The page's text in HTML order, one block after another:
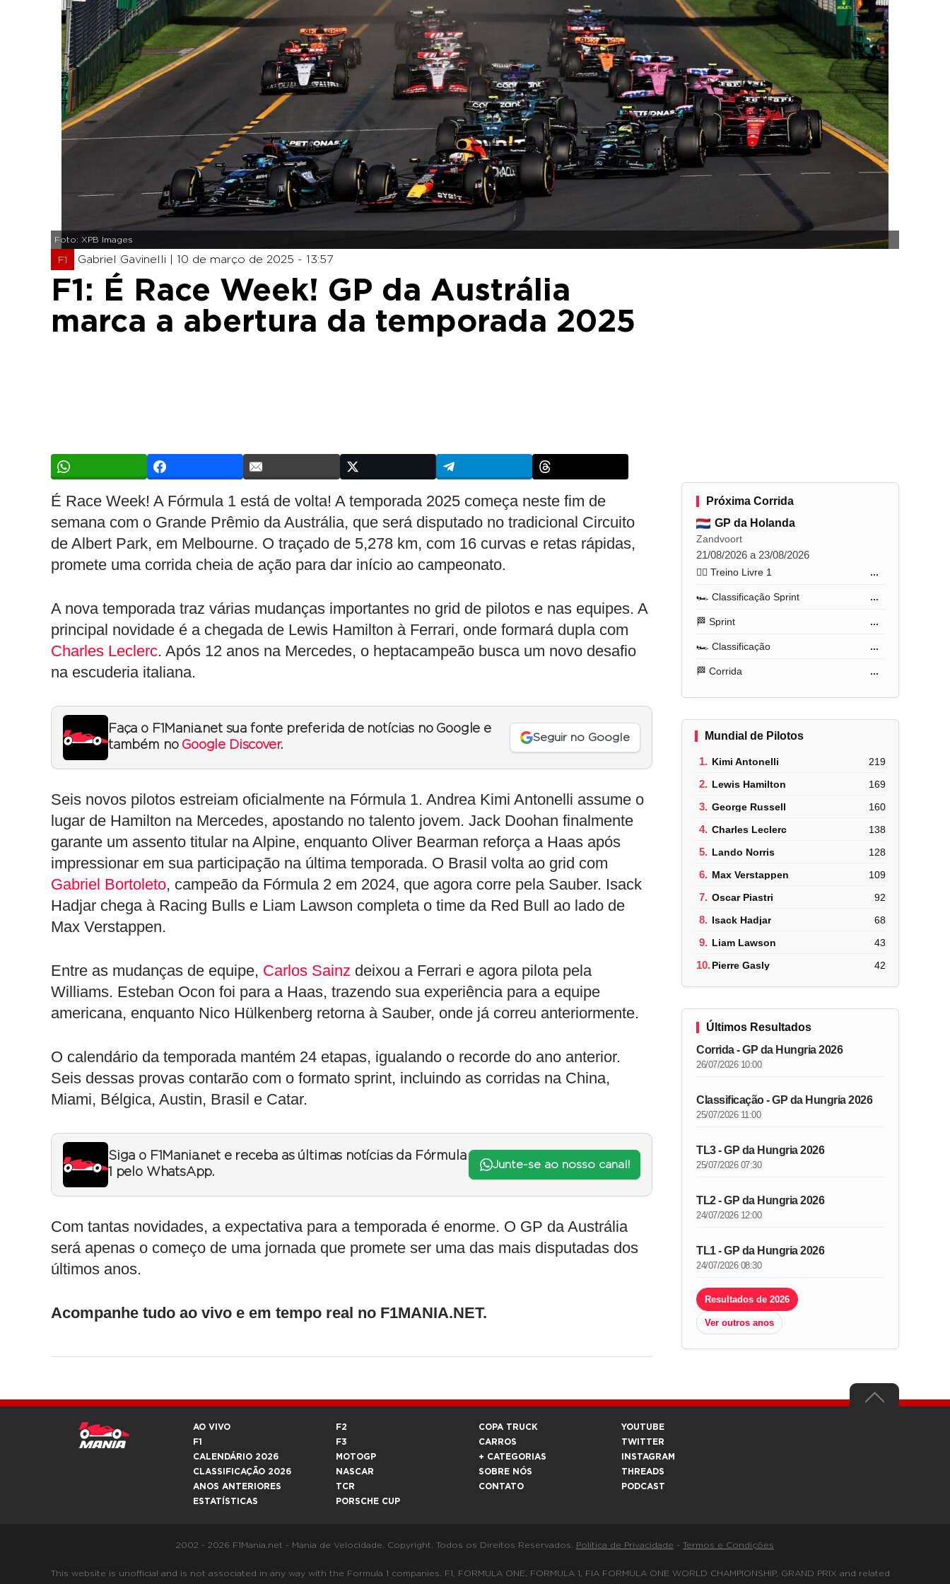
Foto: XPB Images
F1 Gabriel Gavinelli | 10 de março de 2025 - 13:57
F1: É Race Week! GP da Austrália
marca a abertura da temporada 2025
É Race Week! A Fórmula 1 está de volta! A temporada 2025 começa neste fim de
semana com o Grande Prêmio da Austrália, que será disputado no tradicional Circuito
de Albert Park, em Melbourne. O traçado de 5,278 km, com 16 curvas e retas rápidas,
promete uma corrida cheia de ação para dar início ao campeonato.
A nova temporada traz várias mudanças importantes no grid de pilotos e nas equipes. A
principal novidade é a chegada de Lewis Hamilton à Ferrari, onde formará dupla com
Charles Leclerc. Após 12 anos na Mercedes, o heptacampeão busca um novo desafio
na escuderia italiana.
Faça o F1Mania.net sua fonte preferida de notícias no Google e
também no Google Discover.
Seguir no Google
Seis novos pilotos estreiam oficialmente na Fórmula 1. Andrea Kimi Antonelli assume o
lugar de Hamilton na Mercedes, apostando no talento jovem. Jack Doohan finalmente
garante um assento titular na Alpine, enquanto Oliver Bearman reforça a Haas após
impressionar em sua participação na última temporada. O Brasil volta ao grid com
Gabriel Bortoleto, campeão da Fórmula 2 em 2024, que agora corre pela Sauber. Isack
Hadjar chega à Racing Bulls e Liam Lawson completa o time da Red Bull ao lado de
Max Verstappen.
Entre as mudanças de equipe, Carlos Sainz deixou a Ferrari e agora pilota pela
Williams. Esteban Ocon foi para a Haas, trazendo sua experiência para a equipe
americana, enquanto Nico Hülkenberg retorna à Sauber, onde já correu anteriormente.
O calendário da temporada mantém 24 etapas, igualando o recorde do ano anterior.
Seis dessas provas contarão com o formato sprint, incluindo as corridas na China,
Miami, Bélgica, Austin, Brasil e Catar.
Siga o F1Mania.net e receba as últimas notícias da Fórmula
1 pelo WhatsApp.
Junte-se ao nosso canal!
Com tantas novidades, a expectativa para a temporada é enorme. O GP da Austrália
será apenas o começo de uma jornada que promete ser uma das mais disputadas dos
últimos anos.
Acompanhe tudo ao vivo e em tempo real no F1MANIA.NET.
Próxima Corrida
GP da Holanda
Zandvoort
21/08/2026 a 23/08/2026
🏋️‍♂️ Treino Livre 1 ...
🏎️ Classificação Sprint ...
🏁 Sprint ...
🏎️ Classificação ...
🏁 Corrida ...
Mundial de Pilotos
1. Kimi Antonelli 219
2. Lewis Hamilton 169
3. George Russell 160
4. Charles Leclerc 138
5. Lando Norris 128
6. Max Verstappen 109
7. Oscar Piastri 92
8. Isack Hadjar 68
9. Liam Lawson 43
10.Pierre Gasly 42
Últimos Resultados
Corrida - GP da Hungria 2026
26/07/2026 10:00
Classificação - GP da Hungria 2026
25/07/2026 11:00
TL3 - GP da Hungria 2026
25/07/2026 07:30
TL2 - GP da Hungria 2026
24/07/2026 12:00
TL1 - GP da Hungria 2026
24/07/2026 08:30
Resultados de 2026
Ver outros anos
AO VIVO
F1
CALENDÁRIO 2026
CLASSIFICAÇÃO 2026
ANOS ANTERIORES
ESTATÍSTICAS
F2
F3
MOTOGP
NASCAR
TCR
PORSCHE CUP
COPA TRUCK
CARROS
+ CATEGORIAS
SOBRE NÓS
CONTATO
YOUTUBE
TWITTER
INSTAGRAM
THREADS
PODCAST
2002 - 2026 F1Mania.net - Mania de Velocidade. Copyright. Todos os Direitos Reservados. Política de Privacidade - Termos e Condições
This website is unofficial and is not associated in any way with the Formula 1 companies. F1, FORMULA ONE, FORMULA 1, FIA FORMULA ONE WORLD CHAMPIONSHIP, GRAND PRIX and related